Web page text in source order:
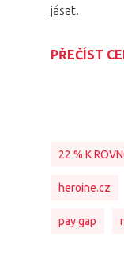
jásat.
PŘEČÍST
22 % K
heroine.cz
pay gap